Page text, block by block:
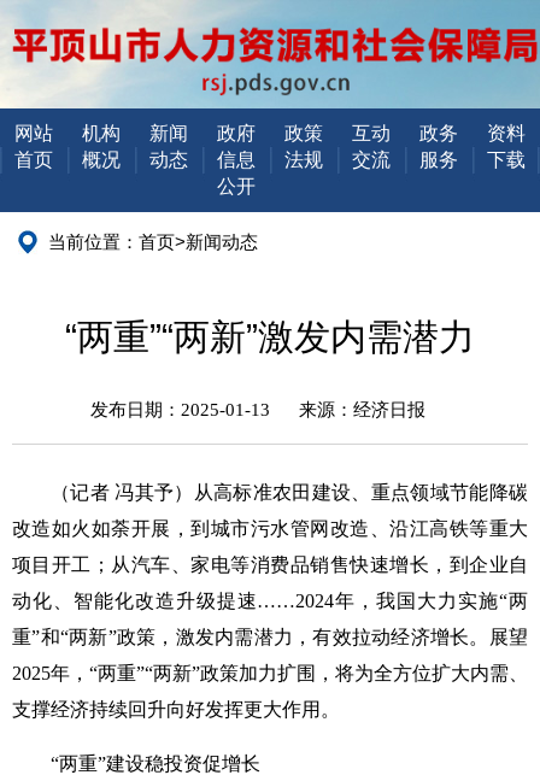
网站
首页
机构
概况
新闻
动态
政府
信息
公开
政策
法规
互动
交流
政务
服务
资料
下载
当前位置： 首页>新闻动态
“两重”“两新”激发内需潜力
发布日期：2025-01-13 来源：经济日报
（记者 冯其予）从高标准农田建设、重点领域节能降碳
改造如火如荼开展，到城市污水管网改造、沿江高铁等重大
项目开工；从汽车、家电等消费品销售快速增长，到企业自
动化、智能化改造升级提速……2024年，我国大力实施“两
重”和“两新”政策，激发内需潜力，有效拉动经济增长。展望
2025年，“两重”“两新”政策加力扩围，将为全方位扩大内需、
支撑经济持续回升向好发挥更大作用。
“两重”建设稳投资促增长